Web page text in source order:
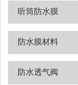
听筒防水膜
防水膜材料
防水透气阀